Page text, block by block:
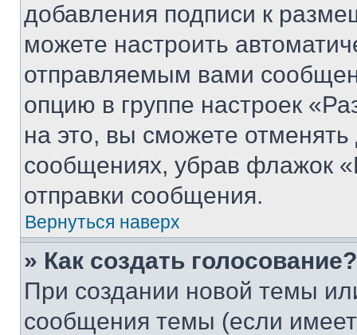
добавления подписи к
можете настроить
отправляемым вами
опцию в группе настроек
на это, вы сможете
сообщениях, убрав флажок
отправки сообщения.
Вернуться наверх
» Как создать голосование?
При создании новой темы
сообщения темы (если